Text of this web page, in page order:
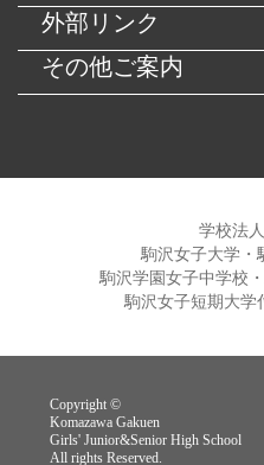
外部リンク
その他ご案内
学校法
駒沢女子大学・
駒沢学園女子中学校
駒沢女子短期大学
Copyright ©
Komazawa Gakuen
Girls' Junior&Senior High School
All rights Reserved.